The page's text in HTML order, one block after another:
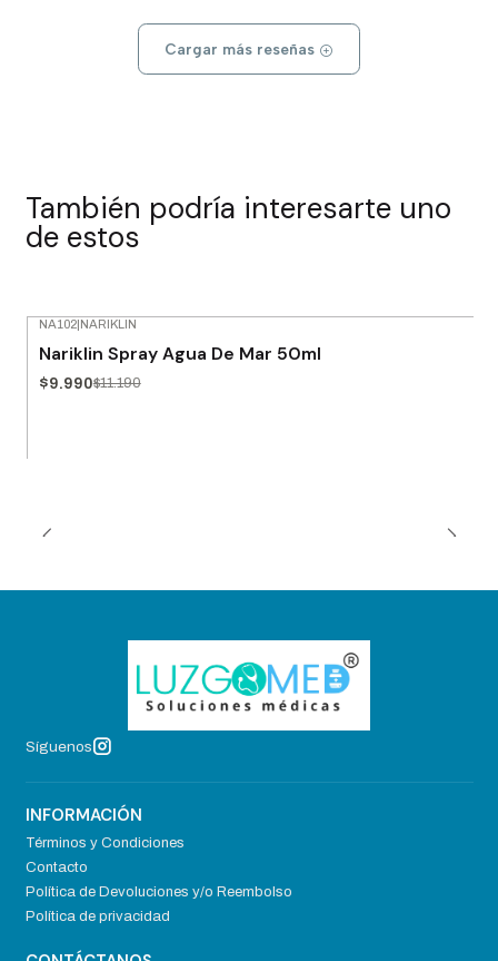
Cargar más reseñas
También podría interesarte uno
de estos
NA102| NARIKLIN
Nariklin Spray Agua De Mar 50ml
$9.990$11.190
Síguenos
INFORMACIÓN
Términos y Condiciones
Contacto
Política de Devoluciones y/o Reembolso
Política de privacidad